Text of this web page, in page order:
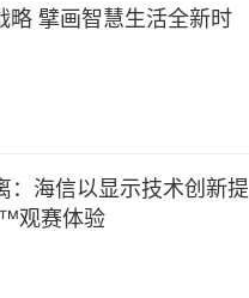
略 擘画智慧生活全新时
：海信以显示技术创新提
观赛体验